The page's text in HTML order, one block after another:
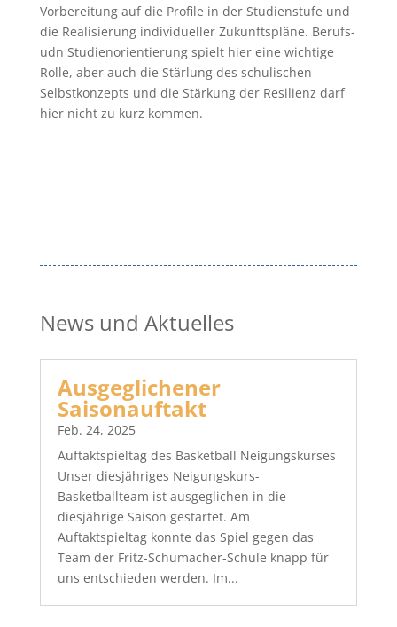
Vorbereitung auf die Profile in der Studienstufe und
die Realisierung individueller Zukunftspläne. Berufs-
udn Studienorientierung spielt hier eine wichtige
Rolle, aber auch die Stärlung des schulischen
Selbstkonzepts und die Stärkung der Resilienz darf
hier nicht zu kurz kommen.
News und Aktuelles
Ausgeglichener
Saisonauftakt
Feb. 24, 2025
Auftaktspieltag des Basketball Neigungskurses
Unser diesjähriges Neigungskurs-
Basketballteam ist ausgeglichen in die
diesjährige Saison gestartet. Am
Auftaktspieltag konnte das Spiel gegen das
Team der Fritz-Schumacher-Schule knapp für
uns entschieden werden. Im...